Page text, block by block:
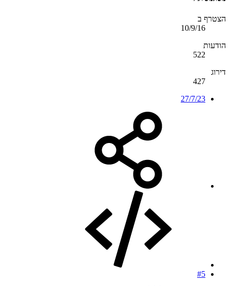
הצטרף ב
10/9/16
הודעות
522
דירוג
427
27/7/23
#5